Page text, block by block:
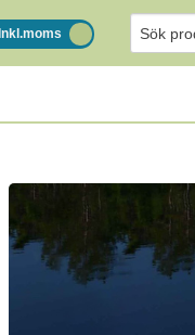
Inkl.moms